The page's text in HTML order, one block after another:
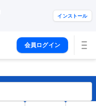
インストール
会員ログイン